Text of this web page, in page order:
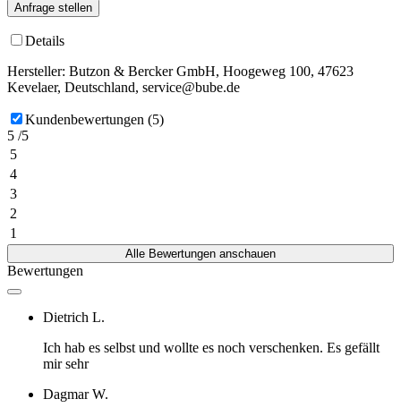
Anfrage stellen
Details
Hersteller: Butzon & Bercker GmbH, Hoogeweg 100, 47623
Kevelaer, Deutschland, service@bube.de
Kundenbewertungen (5)
5 /5
5
4
3
2
1
Alle Bewertungen anschauen
Bewertungen
Dietrich L.
Ich hab es selbst und wollte es noch verschenken. Es gefällt
mir sehr
Dagmar W.